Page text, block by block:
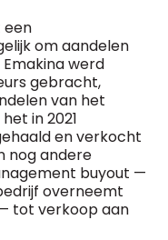
een
om aandelen
werd
gebracht,
van het
in 2021
en verkocht
nog andere
buyout —
overneemt
tot verkoop aan